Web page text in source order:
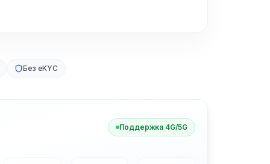
Без eKYC
Поддержка 4G/5G